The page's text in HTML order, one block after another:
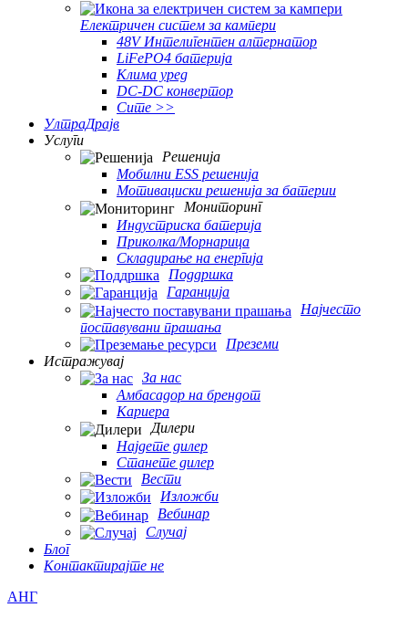
Електричен систем за кампери
48V Интелигентен алтернатор
LiFePO4 батерија
Клима уред
DC-DC конвертор
Сите >>
УлтраДрајв
Услуги
Решенија
Мобилни ESS решенија
Мотивациски решенија за батерии
Мониторинг
Индустриска батерија
Приколка/Морнарица
Складирање на енергија
Поддршка
Гаранција
Најчесто
поставувани прашања
Преземи
Истражувај
За нас
Амбасадор на брендот
Кариера
Дилери
Најдете дилер
Станете дилер
Вести
Изложби
Вебинар
Случај
Блог
Контактирајте не
АНГ